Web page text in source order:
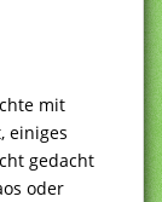
mit
einiges
gedacht
oder